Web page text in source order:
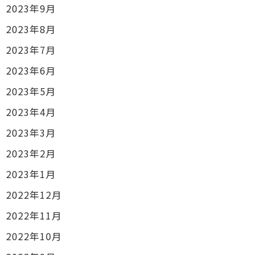
2023年9月
2023年8月
2023年7月
2023年6月
2023年5月
2023年4月
2023年3月
2023年2月
2023年1月
2022年12月
2022年11月
2022年10月